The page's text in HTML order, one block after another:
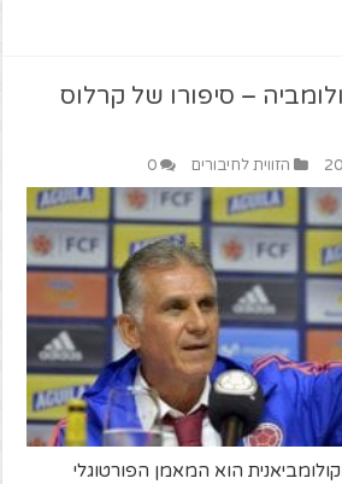
– סיפורו של קרלוס
הזווית לחיבורים 0
הוא המאמן הפורטוגלי